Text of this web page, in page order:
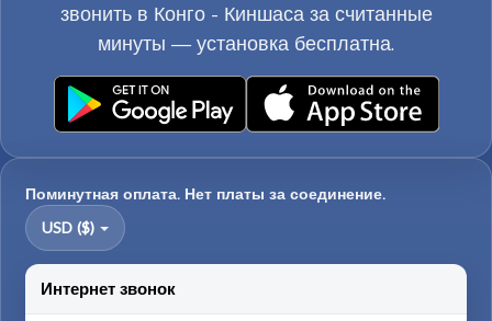
звонить в Конго - Киншаса за считанные
минуты — установка бесплатна.
Поминутная оплата. Нет платы за соединение.
USD ($)
Интернет звонок